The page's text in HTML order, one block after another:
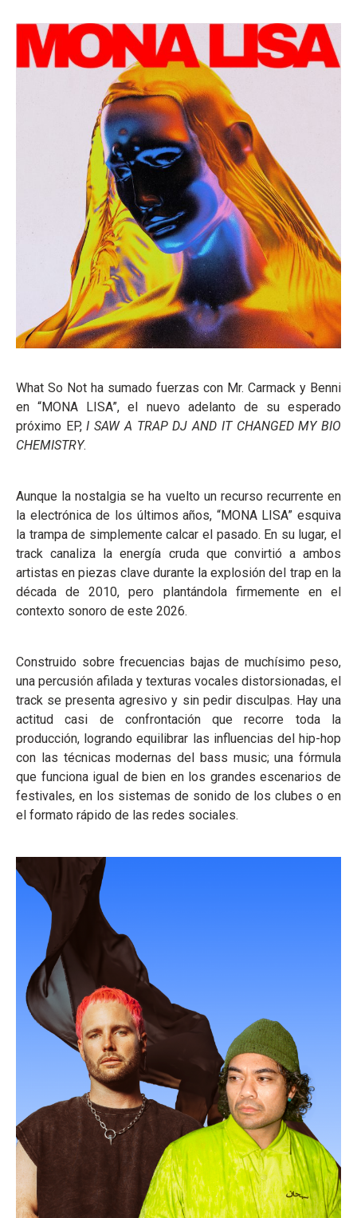
What So Not ha sumado fuerzas con Mr. Carmack y Benni
en “MONA LISA”, el nuevo adelanto de su esperado
próximo EP,I SAW A TRAP DJ AND IT CHANGED MY BIO
CHEMISTRY.
Aunque la nostalgia se ha vuelto un recurso recurrente en
la electrónica de los últimos años, “MONA LISA” esquiva
la trampa de simplemente calcar el pasado. En su lugar, el
track canaliza la energía cruda que convirtió a ambos
artistas en piezas clave durante la explosión del trap en la
década de 2010, pero plantándola firmemente en el
contexto sonoro de este 2026.
Construido sobre frecuencias bajas de muchísimo peso,
una percusión afilada y texturas vocales distorsionadas, el
track se presenta agresivo y sin pedir disculpas. Hay una
actitud casi de confrontación que recorre toda la
producción, logrando equilibrar las influencias del hip-hop
con las técnicas modernas del bass music; una fórmula
que funciona igual de bien en los grandes escenarios de
festivales, en los sistemas de sonido de los clubes o en
el formato rápido de las redes sociales.